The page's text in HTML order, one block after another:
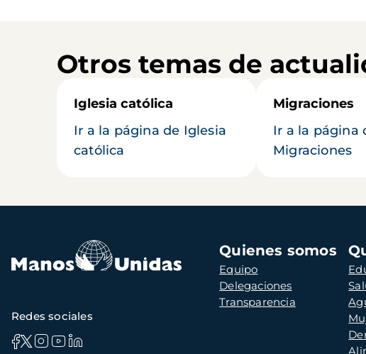
Otros temas de
Iglesia católica
Ir a la página de Iglesia
católica
Migraciones
Ir a la página
Migraciones
Navegación
principal
Quienes somos
Equipo
Delegaciones
Transparencia
Redes sociales